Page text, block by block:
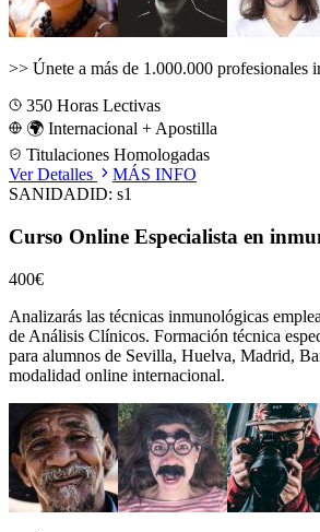
>> Únete a más de 1.000.000 profesionales
350 Horas Lectivas
🌍 Internacional + Apostilla
Titulaciones Homologadas
Ver Detalles
MÁS INFO
SANIDADID: s1
Curso Online Especialista en
400€
Analizarás las técnicas inmunológicas
de Análisis Clínicos. Formación técnica
para alumnos de Sevilla, Huelva, Madrid,
modalidad online internacional.